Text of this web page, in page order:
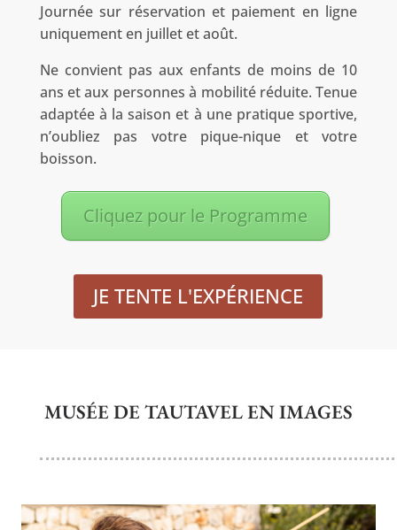
Journée sur réservation et paiement en ligne
uniquement en juillet et août.
Ne convient pas aux enfants de moins de 10
ans et aux personnes à mobilité réduite. Tenue
adaptée à la saison et à une pratique sportive,
n’oubliez pas votre pique-nique et votre
boisson.
Cliquez pour le Programme
JE TENTE L'EXPÉRIENCE
MUSÉE DE TAUTAVEL EN IMAGES